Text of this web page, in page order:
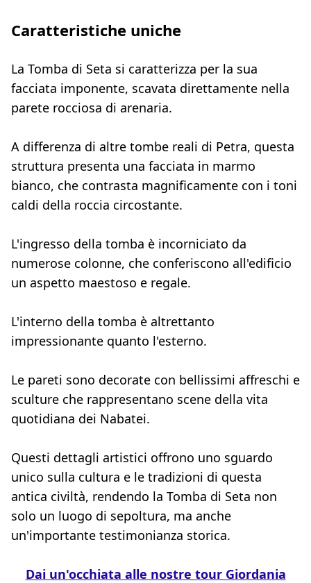
Caratteristiche uniche
La Tomba di Seta si caratterizza per la sua
facciata imponente, scavata direttamente nella
parete rocciosa di arenaria.
A differenza di altre tombe reali di Petra, questa
struttura presenta una facciata in marmo
bianco, che contrasta magnificamente con i toni
caldi della roccia circostante.
L'ingresso della tomba è incorniciato da
numerose colonne, che conferiscono all'edificio
un aspetto maestoso e regale.
L'interno della tomba è altrettanto
impressionante quanto l'esterno.
Le pareti sono decorate con bellissimi affreschi e
sculture che rappresentano scene della vita
quotidiana dei Nabatei.
Questi dettagli artistici offrono uno sguardo
unico sulla cultura e le tradizioni di questa
antica civiltà, rendendo la Tomba di Seta non
solo un luogo di sepoltura, ma anche
un'importante testimonianza storica.
Dai un'occhiata alle nostre tour Giordania